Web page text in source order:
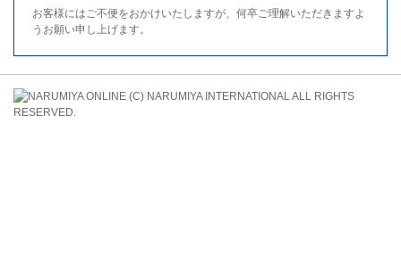
お客様にはご不便をおかけいたしますが、何卒ご理解いただきますよ
うお願い申し上げます。